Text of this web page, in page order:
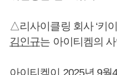
△리사이클링 회사 ‘키
김인규는 아이티켐의
아이티켐이 2025년 9월